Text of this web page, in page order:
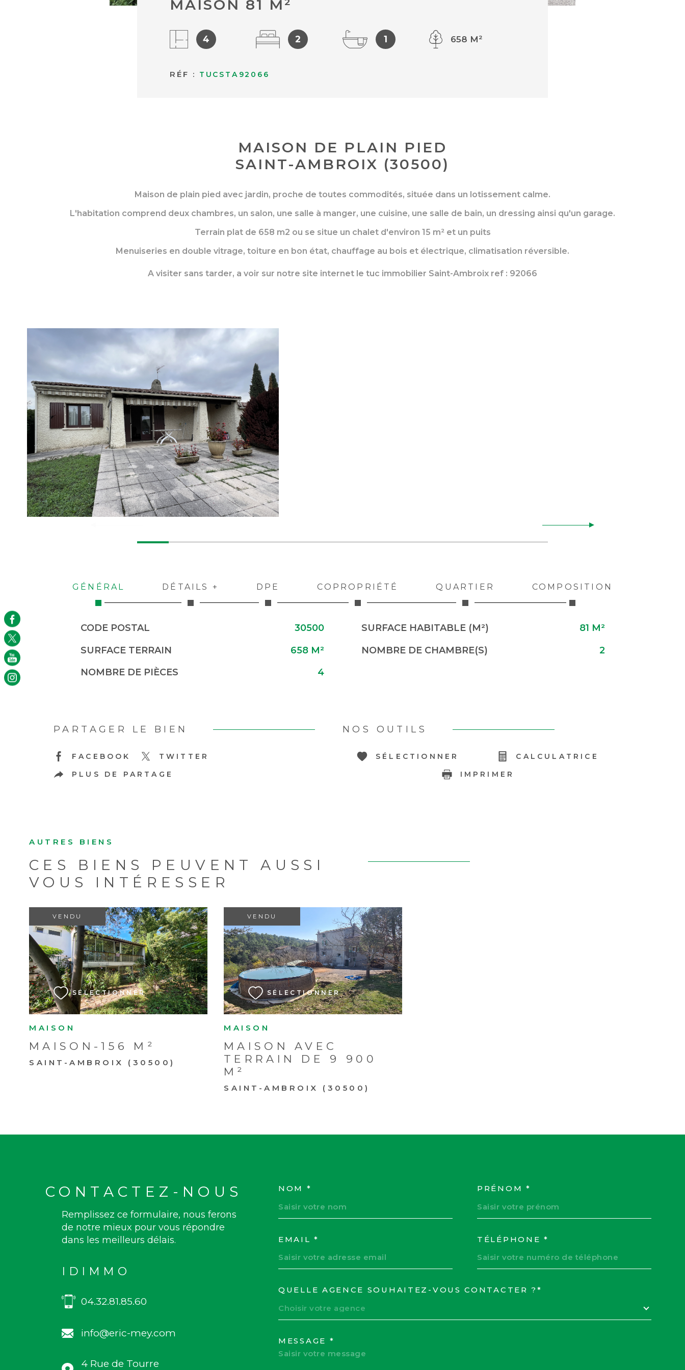
RÉF : TUCSTA92066
MAISON 81 M²
4 2 1 658 M²
MAISON DE PLAIN PIED
SAINT-AMBROIX (30500)
Maison de plain pied avec jardin, proche de toutes commodités, située dans un lotissement calme.
L'habitation comprend deux chambres, un salon, une salle à manger, une cuisine, une salle de bain, un dressing ainsi qu'un garage.
Terrain plat de 658 m2 ou se situe un chalet d'environ 15 m² et un puits
Menuiseries en double vitrage, toiture en bon état, chauffage au bois et électrique, climatisation réversible.
A visiter sans tarder, a voir sur notre site internet le tuc immobilier Saint-Ambroix ref : 92066
GÉNÉRAL DÉTAILS + DPE COPROPRIÉTÉ QUARTIER COMPOSITION
Caractérisque Valeurs
CODE POSTAL 30500 SURFACE HABITABLE (M²)
81 M²
SURFACE TERRAIN
658 M² NOMBRE DE CHAMBRE(S)
2
NOMBRE DE PIÈCES
4
PARTAGER LE BIEN
FACEBOOK
TWITTER
PLUS DE PARTAGE
NOS OUTILS
SÉLECTIONNER
CALCULATRICE
IMPRIMER
AUTRES BIENS
CES BIENS PEUVENT AUSSI
VOUS INTÉRESSER
MAISON
MAISON-156 M²
SAINT-AMBROIX (30500)
VENDU
SÉLECTIONNER
VOIR LE BIEN
MAISON
MAISON AVEC
TERRAIN DE 9 900
M²
SAINT-AMBROIX (30500)
VENDU
SÉLECTIONNER
VOIR LE BIEN
CONTACTEZ-NOUS
Remplissez ce formulaire, nous ferons
de notre mieux pour vous répondre
dans les meilleurs délais.
IDIMMO
04.32.81.85.60
info@eric-mey.com
4 Rue de Tourre
TRAD_MELTEM_VOSCOORDONNEES
NOM * PRÉNOM *
EMAIL * TÉLÉPHONE *
TRAD_MELTEM_VOREDEMANDE
QUELLE AGENCE SOUHAITEZ-VOUS CONTACTER ?*
Choisir votre agence
MESSAGE *